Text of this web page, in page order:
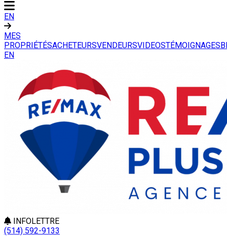
EN
MES
PROPRIÉTÉSACHETEURSVENDEURSVIDEOSTÉMOIGNAGES
EN
INFOLETTRE
(514) 592-9133